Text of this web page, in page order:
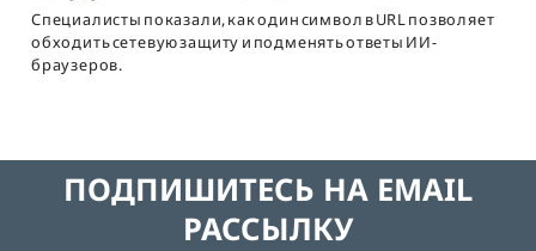
Специалисты показали, как один символ в URL позволяет
обходить сетевую защиту и подменять ответы ИИ-
браузеров.
ПОДПИШИТЕСЬ НА EMAIL
РАССЫЛКУ